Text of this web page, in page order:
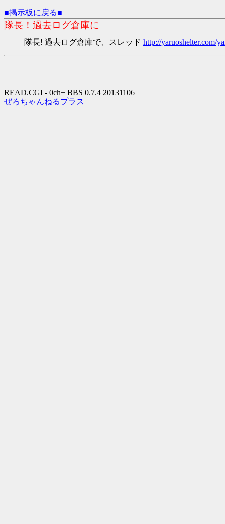
■掲示板に戻る■
隊長！過去ログ倉庫に
隊長! 過去ログ倉庫で、スレッド http://yaruoshelter.com/
READ.CGI - 0ch+ BBS 0.7.4 20131106
ぜろちゃんねるプラス